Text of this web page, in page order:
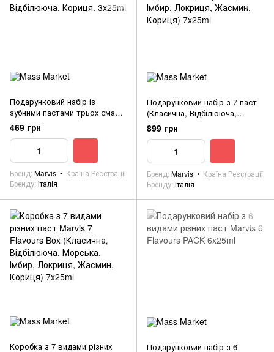
Подарунковий набір із
зубними пастами трьох смаків
- Класична, Відбілююча,
Кориця. 3x25ml
469 грн
Бренд Marvis
Країна Реєстрації
Бренду Італія
Подарунковий набір з 7 паст
(Класична, Відбілююча,
Морська, Імбир, Локриця,
Жасмин, Кориця) 7x25ml
899 грн
Бренд Marvis
Країна Реєстрації
Бренду Італія
Коробка з 7 видами різних
Подарунковий набір з 6